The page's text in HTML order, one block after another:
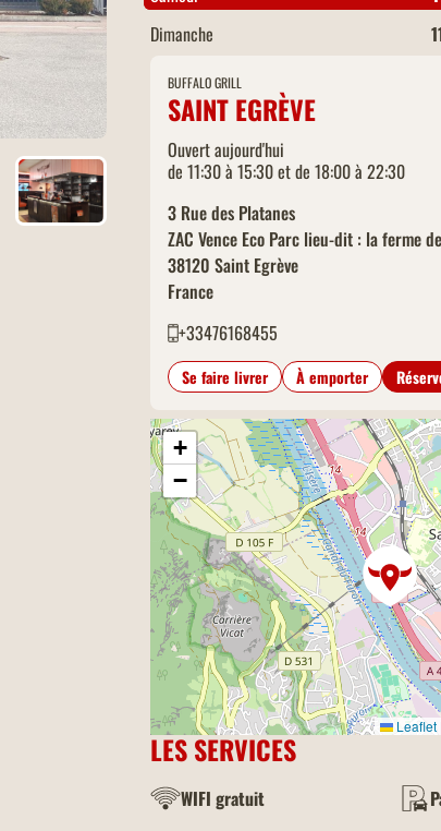
Dimanche
BUFFALO GRILL
SAINT EGRÈVE
Ouvert aujourd'hui
de 11:30 à 15:30 et de 18:00 à 22:30
3 Rue des Platanes
ZAC Vence Eco Parc lieu-dit : la ferme
38120 Saint Egrève
France
+33476168455
Se faire livrer À emporter
+
−
Leaflet
LES SERVICES
WIFI gratuit